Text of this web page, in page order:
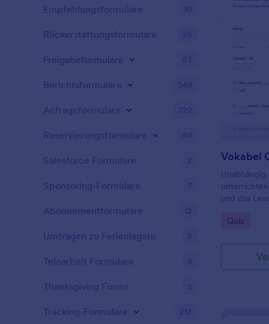
Vokabel
und das
Sie im
Quiz ganz
Sie die
stellen, die
Ihre
Go to
Quiz
Empfehlungsformulare 10
Rückerstattungsformulare 25
Freigabeformulare 53
Berichtsformulare 549
Anfrageformulare 722
Reservierungsformulare 69
Salesforce Formulare 2
Sponsoring-Formulare 7
Abonnementformulare 12
Umfragen zu Ferienlagern 2
Telearbeit Formulare 4
Thanksgiving Forms 2
Tracking-Formulare 212